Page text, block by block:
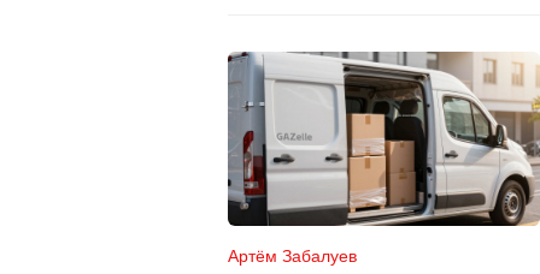
Артём Забалуев